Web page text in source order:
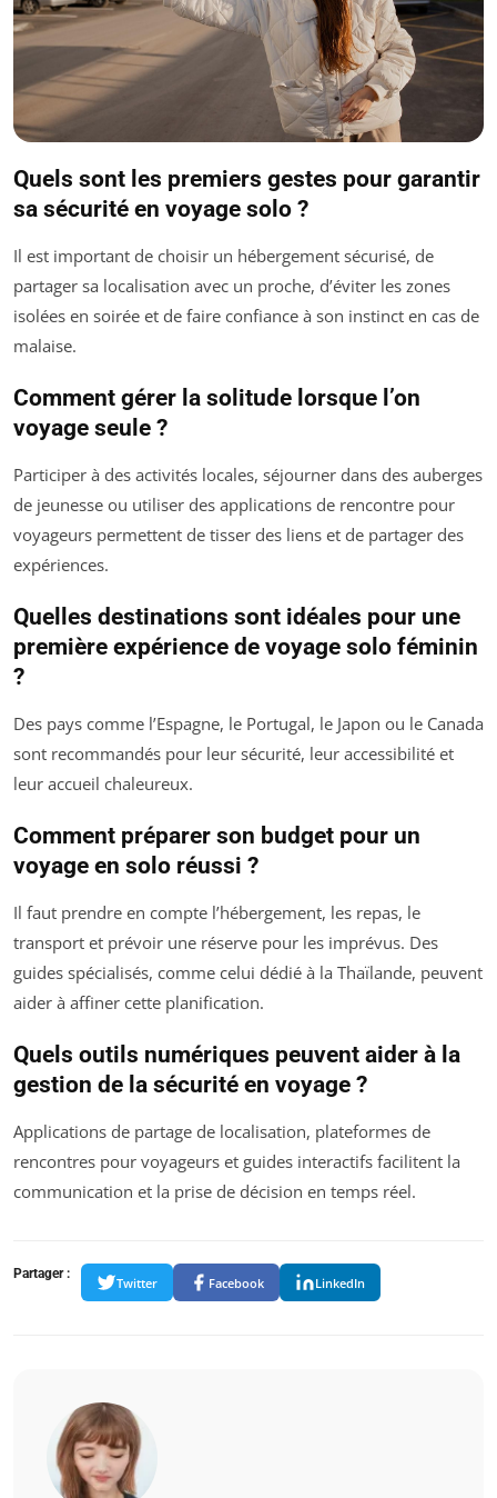
Quels sont les premiers gestes pour garantir
sa sécurité en voyage solo ?
Il est important de choisir un hébergement sécurisé, de
partager sa localisation avec un proche, d’éviter les zones
isolées en soirée et de faire confiance à son instinct en cas de
malaise.
Comment gérer la solitude lorsque l’on
voyage seule ?
Participer à des activités locales, séjourner dans des auberges
de jeunesse ou utiliser des applications de rencontre pour
voyageurs permettent de tisser des liens et de partager des
expériences.
Quelles destinations sont idéales pour une
première expérience de voyage solo féminin
?
Des pays comme l’Espagne, le Portugal, le Japon ou le Canada
sont recommandés pour leur sécurité, leur accessibilité et
leur accueil chaleureux.
Comment préparer son budget pour un
voyage en solo réussi ?
Il faut prendre en compte l’hébergement, les repas, le
transport et prévoir une réserve pour les imprévus. Des
guides spécialisés, comme celui dédié à la Thaïlande, peuvent
aider à affiner cette planification.
Quels outils numériques peuvent aider à la
gestion de la sécurité en voyage ?
Applications de partage de localisation, plateformes de
rencontres pour voyageurs et guides interactifs facilitent la
communication et la prise de décision en temps réel.
Partager :
Twitter Facebook LinkedIn